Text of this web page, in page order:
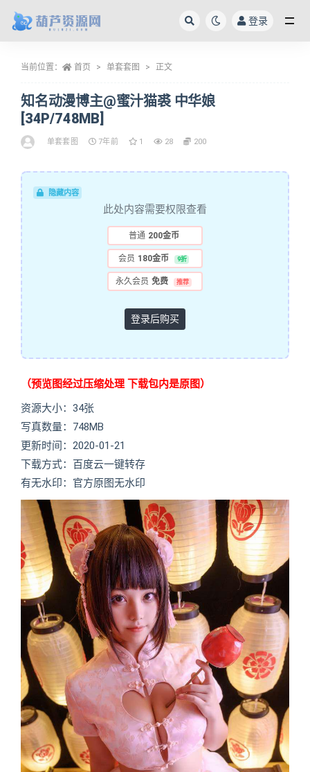
登录
当前位置： 首页 单套套图 正文
知名动漫博主@蜜汁猫裘 中华娘
[34P/748MB]
单套套图 7年前 1 28 200
隐藏内容
此处内容需要权限查看
普通 200金币
会员 180金币 9折
永久会员 免费 推荐
登录后购买
（预览图经过压缩处理 下载包内是原图）
资源大小：34张
写真数量：748MB
更新时间：2020-01-21
下载方式：百度云一键转存
有无水印：官方原图无水印